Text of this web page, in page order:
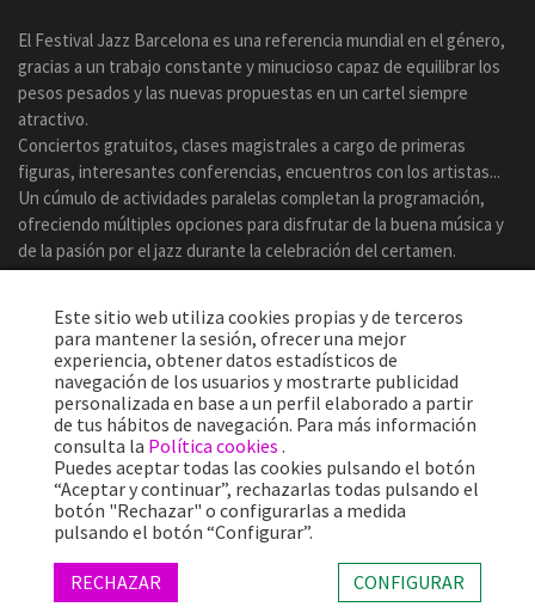
El Festival Jazz Barcelona es una referencia mundial en el género,
gracias a un trabajo constante y minucioso capaz de equilibrar los
pesos pesados y las nuevas propuestas en un cartel siempre
atractivo.
Conciertos gratuitos, clases magistrales a cargo de primeras
figuras, interesantes conferencias, encuentros con los artistas...
Un cúmulo de actividades paralelas completan la programación,
ofreciendo múltiples opciones para disfrutar de la buena música y
de la pasión por el jazz durante la celebración del certamen.
Más de 25 años ofreciendo la mejor música en directo desde
Barcelona.
Conciertos, festivales y eventos de gran convocatoria.
Este sitio web utiliza cookies propias y de terceros
para mantener la sesión, ofrecer una mejor
experiencia, obtener datos estadísticos de
navegación de los usuarios y mostrarte publicidad
personalizada en base a un perfil elaborado a partir
de tus hábitos de navegación. Para más información
consulta la Política cookies .
Puedes aceptar todas las cookies pulsando el botón
“Aceptar y continuar”, rechazarlas todas pulsando el
botón "Rechazar" o configurarlas a medida
pulsando el botón “Configurar”.
RECHAZAR CONFIGURAR